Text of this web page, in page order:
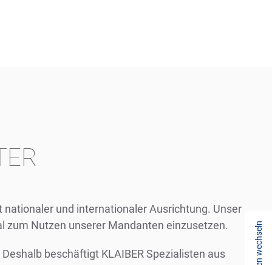
und internationaler Ausrichtung. Unser
zum Nutzen unserer Mandanten einzusetzen.
beschäftigt KLAIBER Spezialisten aus